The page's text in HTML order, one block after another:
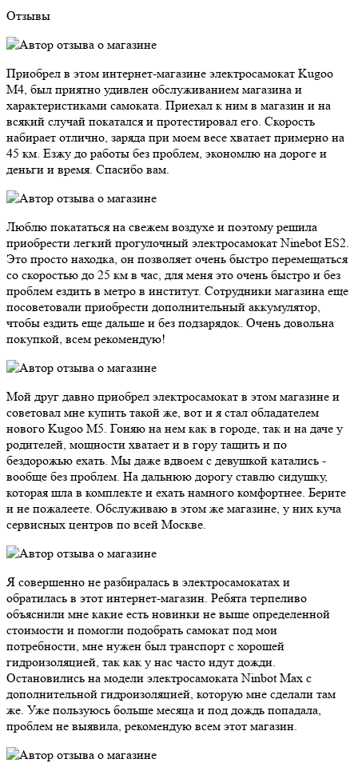
Отзывы
Приобрел в этом интернет-магазине электросамокат Kugoo
M4, был приятно удивлен обслуживанием магазина и
характеристиками самоката. Приехал к ним в магазин и на
всякий случай покатался и протестировал его. Скорость
набирает отлично, заряда при моем весе хватает примерно на
45 км. Езжу до работы без проблем, экономлю на дороге и
деньги и время. Спасибо вам.
Люблю покататься на свежем воздухе и поэтому решила
приобрести легкий прогулочный электросамокат Ninebot ES2.
Это просто находка, он позволяет очень быстро перемещаться
со скоростью до 25 км в час, для меня это очень быстро и без
проблем ездить в метро в институт. Сотрудники магазина еще
посоветовали приобрести дополнительный аккумулятор,
чтобы ездить еще дальше и без подзарядок. Очень довольна
покупкой, всем рекомендую!
Мой друг давно приобрел электросамокат в этом магазине и
советовал мне купить такой же, вот и я стал обладателем
нового Kugoo M5. Гоняю на нем как в городе, так и на даче у
родителей, мощности хватает и в гору тащить и по
бездорожью ехать. Мы даже вдвоем с девушкой катались -
вообще без проблем. На дальнюю дорогу ставлю сидушку,
которая шла в комплекте и ехать намного комфортнее. Берите
и не пожалеете. Обслуживаю в этом же магазине, у них куча
сервисных центров по всей Москве.
Я совершенно не разбиралась в электросамокатах и
обратилась в этот интернет-магазин. Ребята терпеливо
объяснили мне какие есть новинки не выше определенной
стоимости и помогли подобрать самокат под мои
потребности, мне нужен был транспорт с хорошей
гидроизоляцией, так как у нас часто идут дожди.
Остановились на модели электросамоката Ninbot Max с
дополнительной гидроизоляцией, которую мне сделали там
же. Уже пользуюсь больше месяца и под дождь попадала,
проблем не выявила, рекомендую всем этот магазин.